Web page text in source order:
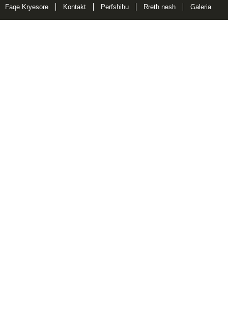
Faqe Kryesore Kontakt Perfshihu Rreth nesh Galeria